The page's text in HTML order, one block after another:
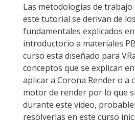
Las metodologías de trabajo
este tutorial se derivan de
fundamentales explicados
introductorio a materiales
curso esta diseñado para
conceptos que se explican
aplicar a Corona Render o a
motor de render por lo que
durante este vídeo,
resolverlas en este curso